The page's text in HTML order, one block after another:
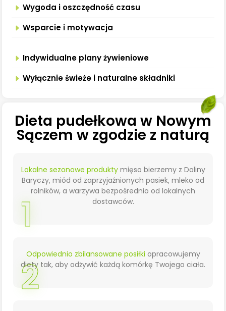
Wygoda i oszczędność czasu
Wsparcie i motywacja
Indywidualne plany żywieniowe
Wyłącznie świeże i naturalne składniki
Dieta pudełkowa w Nowym
Sączem w zgodzie z naturą
Lokalne sezonowe produktymięso bierzemy z Doliny
Baryczy, miód od zaprzyjaźnionych pasiek, mleko od
rolników, a warzywa bezpośrednio od lokalnych
dostawców.
1
Odpowiednio zbilansowane posiłki opracowujemy
diety tak, aby odżywić każdą komórkę Twojego ciała.
2